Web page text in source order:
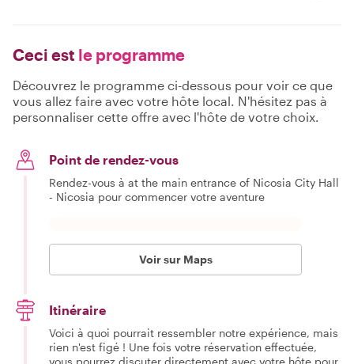
Ceci est le programme
Découvrez le programme ci-dessous pour voir ce que
vous allez faire avec votre hôte local. N'hésitez pas à
personnaliser cette offre avec l'hôte de votre choix.
Point de rendez-vous
Rendez-vous à at the main entrance of Nicosia City Hall
- Nicosia pour commencer votre aventure
Voir sur Maps
Itinéraire
Voici à quoi pourrait ressembler notre expérience, mais
rien n'est figé ! Une fois votre réservation effectuée,
vous pourrez discuter directement avec votre hôte pour